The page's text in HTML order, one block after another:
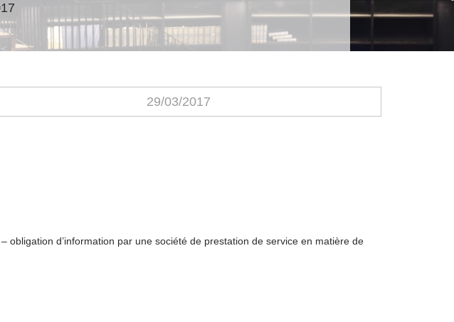
29/03/2017
d’information par une société de prestation de service en matière de